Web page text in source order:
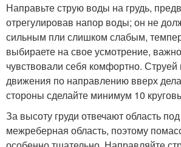
Направьте струю воды на грудь,
отрегулировав напор воды; он не
сильным пли слишком слабым,
выбираете на свое усмотрение,
чувствовали себя комфортно.
движения по направлению вверх
стороны сделайте минимум 10
За высоту груди отвечают область
межреберная область, поэтому